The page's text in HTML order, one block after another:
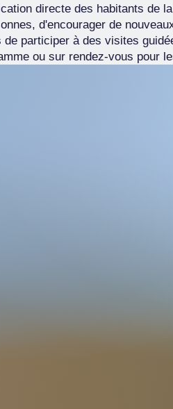
directe des habitants de
d'encourager de
de participer à des visites
ou sur rendez-vous pour